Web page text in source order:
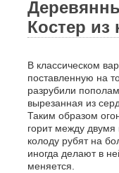
Костер из
В классическом
поставленную на
разрубили
вырезанная из
Таким образом
горит между
колоду рубят на
иногда делают в
меняется.